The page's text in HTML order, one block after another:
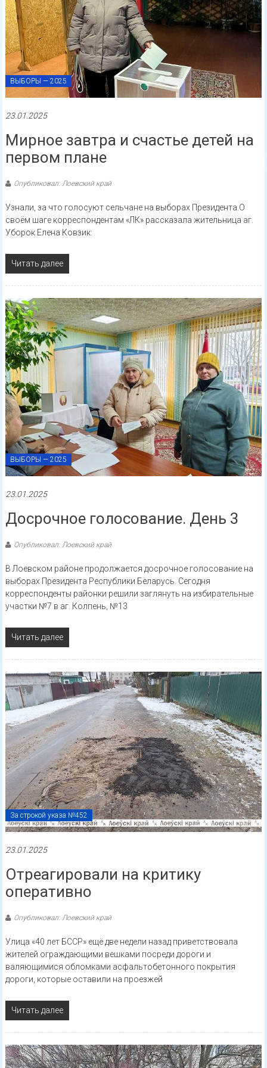
ВЫБОРЫ — 2025
23.01.2025
Мирное завтра и счастье детей на
первом плане
Опубликовал: Лоевский край
Узнали, за что голосуют сельчане на выборах Президента.О
своём шаге корреспондентам «ЛК» рассказала жительница аг.
Уборок Елена Ковзик:
Читать далее
ВЫБОРЫ — 2025
23.01.2025
Досрочное голосование. День 3
Опубликовал: Лоевский край
В Лоевском районе продолжается досрочное голосование на
выборах Президента Республики Беларусь. Сегодня
корреспонденты районки решили заглянуть на избирательные
участки №7 в аг. Колпень, №13
Читать далее
За строкой указа №452
23.01.2025
Отреагировали на критику
оперативно
Опубликовал: Лоевский край
Улица «40 лет БССР» ещё две недели назад приветствовала
жителей ограждающими вешками посреди дороги и
валяющимися обломками асфальтобетонного покрытия
дороги, которые оставили на проезжей
Читать далее